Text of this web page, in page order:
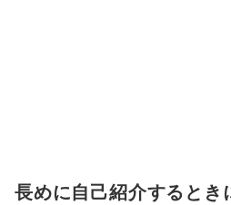
長めに自己紹介するとき